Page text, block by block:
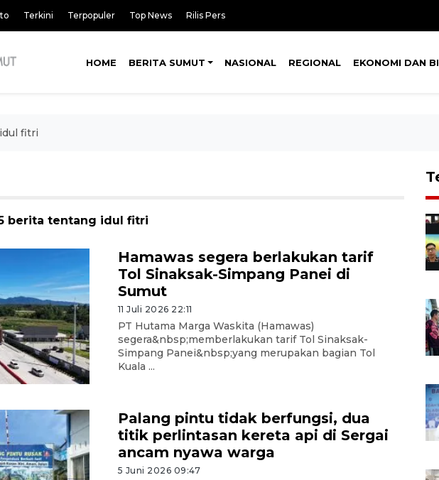
Terkini Terpopuler Top News Rilis Pers
HOME BERITA SUMUT NASIONAL REGIONAL EKONOMI DAN
idul fitri
berita tentang idul fitri
Hamawas segera berlakukan tarif
Tol Sinaksak-Simpang Panei di
Sumut
11 Juli 2026 22:11
PT Hutama Marga Waskita (Hamawas)
segera&nbsp;memberlakukan tarif Tol Sinaksak-
Simpang Panei&nbsp;yang merupakan bagian Tol
Kuala ...
Palang pintu tidak berfungsi, dua
titik perlintasan kereta api di Sergai
ancam nyawa warga
5 Juni 2026 09:47